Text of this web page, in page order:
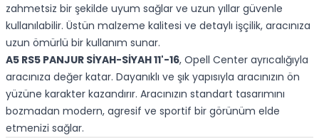
zahmetsiz bir şekilde uyum sağlar ve uzun yıllar güvenle
kullanılabilir. Üstün malzeme kalitesi ve detaylı işçilik, aracınıza
uzun ömürlü bir kullanım sunar.
A5 RS5 PANJUR SİYAH-SİYAH 11'-16, Opell Center ayrıcalığıyla
aracınıza değer katar. Dayanıklı ve şık yapısıyla aracınızın ön
yüzüne karakter kazandırır. Aracınızın standart tasarımını
bozmadan modern, agresif ve sportif bir görünüm elde
etmenizi sağlar.